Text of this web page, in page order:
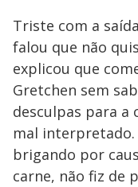
Triste com a
falou que não
explicou que
Gretchen sem
desculpas para a
mal interpretado.
brigando por
carne, não fiz de